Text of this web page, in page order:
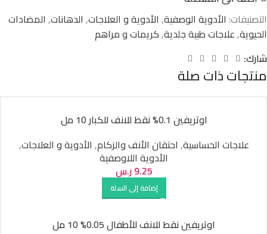
التصنيفات: الأدوية الوصفية, الأدوية و العلاجات, الدهانات, المضادات
الحيوية,علاجات طبية جلدية,كريمات و مراهم
شارك:
منتجات ذات صلة
اوتريفين 0.1% نقط للانف للكبار 10 مل
علاجات الحساسية, احتقان الأنف والزكام, الأدوية و العلاجات,
الأدوية اللاوصفية
9.25ر.س
إضافة إلى السلة
اوتريفين نقط للانف للأطفال 0.05% 10 مل